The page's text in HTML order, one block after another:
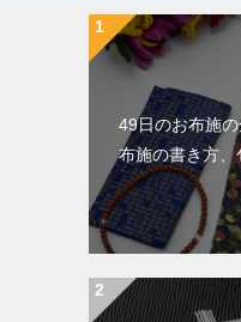
49日のお布施
布施の書き方、